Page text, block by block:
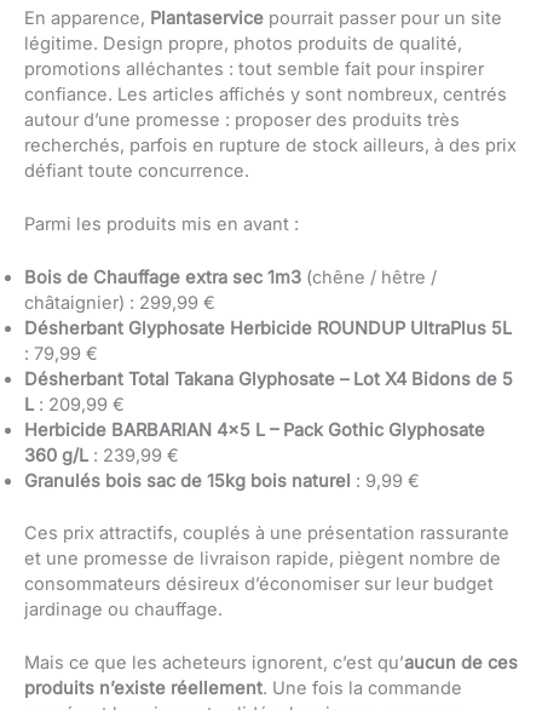
En apparence, Plantaservice pourrait passer pour un site
légitime. Design propre, photos produits de qualité,
promotions alléchantes : tout semble fait pour inspirer
confiance. Les articles affichés y sont nombreux, centrés
autour d’une promesse : proposer des produits très
recherchés, parfois en rupture de stock ailleurs, à des prix
défiant toute concurrence.
Parmi les produits mis en avant :
Bois de Chauffage extra sec 1m3 (chêne / hêtre /
châtaignier) : 299,99 €
Désherbant Glyphosate Herbicide ROUNDUP UltraPlus 5L
: 79,99 €
Désherbant Total Takana Glyphosate – Lot X4 Bidons de 5
L : 209,99 €
Herbicide BARBARIAN 4×5 L – Pack Gothic Glyphosate
360 g/L : 239,99 €
Granulés bois sac de 15kg bois naturel : 9,99 €
Ces prix attractifs, couplés à une présentation rassurante
et une promesse de livraison rapide, piègent nombre de
consommateurs désireux d’économiser sur leur budget
jardinage ou chauffage.
Mais ce que les acheteurs ignorent, c’est qu’aucun de ces
produits n’existe réellement. Une fois la commande